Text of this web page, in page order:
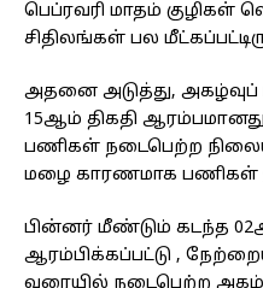
பெப்ரவரி மாதம் குழிகள்
சிதிலங்கள் பல
அதனை அடுத்து,
15ஆம் திகதி
பணிகள் நடைபெற்ற
மழை காரணமாக பணிகள்
பின்னர் மீண்டும் கடந்த
ஆரம்பிக்கப்பட்டு ,